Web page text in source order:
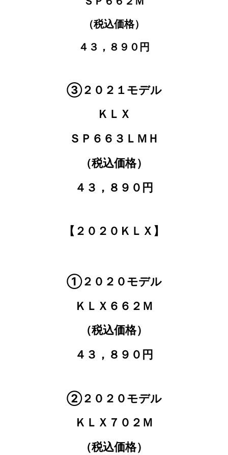
（税込価格）
４３，８９０円
③２０２１モデル
ＫＬＸ
ＳＰ６６３ＬＭＨ
（税込価格）
４３，８９０円
【２０２０ＫＬＸ】
①２０２０モデル
ＫＬＸ６６２Ｍ
（税込価格）
４３，８９０円
②２０２０モデル
ＫＬＸ７０２Ｍ
（税込価格）